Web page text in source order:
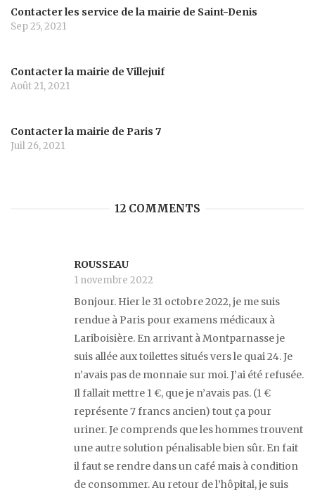
Contacter les service de la mairie de Saint-Denis
Sep 25, 2021
Contacter la mairie de Villejuif
Août 21, 2021
Contacter la mairie de Paris 7
Juil 26, 2021
12 COMMENTS
ROUSSEAU
1 novembre 2022
Bonjour. Hier le 31 octobre 2022, je me suis
rendue à Paris pour examens médicaux à
Lariboisière. En arrivant à Montparnasse je
suis allée aux toilettes situés vers le quai 24. Je
n’avais pas de monnaie sur moi. J’ai été refusée.
Il fallait mettre 1 €, que je n’avais pas. (1 €
représente 7 francs ancien) tout ça pour
uriner. Je comprends que les hommes trouvent
une autre solution pénalisable bien sûr. En fait
il faut se rendre dans un café mais à condition
de consommer. Au retour de l’hôpital, je suis